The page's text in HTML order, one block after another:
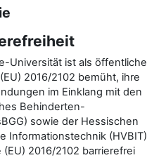
Universität ist als öffentliche
2016/2102 bemüht, ihre
im Einklang mit den
Behinderten-
sowie der Hessischen
Informationstechnik (HVBIT)
2016/2102 barrierefrei